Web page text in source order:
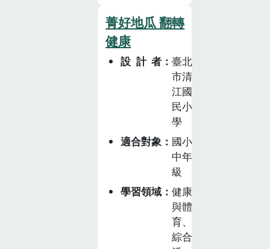
「飲食健康與消
費」及「飲食生
活與文化」三個
面向，發展食農
教育課程「蔥滿
成功」。此課程
統整自然科學、
健康與體育、社
會、國語文及藝
術等領域，並結
行。課程包括三
大主題：「蔥明
時光」、「蔥入
藝饗」與「蔥向
菁好地瓜 翻轉
健康
設計者
臺北
市清
江國
民小
學
適合對象
國小
中年
級
學習領域
健康
與體
育、
綜合